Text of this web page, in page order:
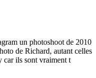
un photoshoot de 2010
de Richard, autant celles
car ils sont vraiment t